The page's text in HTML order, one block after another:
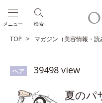
検索
メニュー
TOP マガジン（美容情報・読
ヘア 39498 view
夏のパ